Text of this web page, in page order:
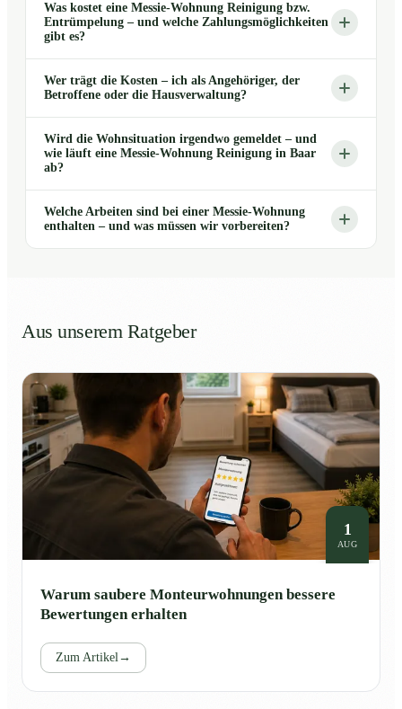
Was kostet eine Messie-Wohnung Reinigung bzw.
Entrümpelung – und welche Zahlungsmöglichkeiten
gibt es?
Wer trägt die Kosten – ich als Angehöriger, der
Betroffene oder die Hausverwaltung?
Wird die Wohnsituation irgendwo gemeldet – und
wie läuft eine Messie-Wohnung Reinigung in Baar
ab?
Welche Arbeiten sind bei einer Messie-Wohnung
enthalten – und was müssen wir vorbereiten?
Aus unserem Ratgeber
1
AUG
Warum saubere Monteurwohnungen bessere
Bewertungen erhalten
Zum Artikel→